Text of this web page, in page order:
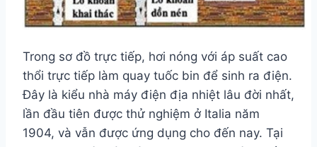
Trong sơ đồ trực tiếp, hơi nóng với áp suất cao
thổi trực tiếp làm quay tuốc bin để sinh ra điện.
Đây là kiểu nhà máy điện địa nhiệt lâu đời nhất,
lần đầu tiên được thử nghiệm ở Italia năm
1904, và vẫn được ứng dụng cho đến nay. Tại